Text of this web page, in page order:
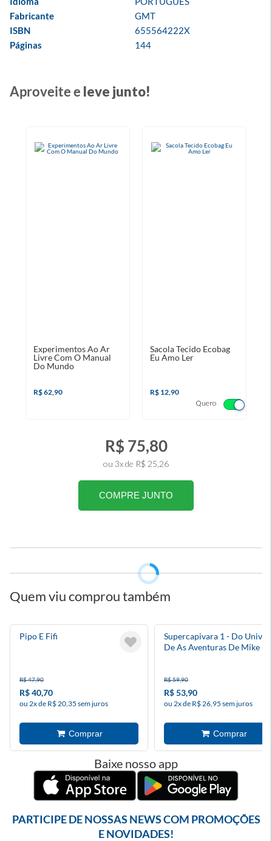
Fabricante
GMT
ISBN
655564222X
Páginas
144
Aproveite e leve junto!
Experimentos Ao Ar
Livre Com O Manual
Do Mundo
R$ 62,90
Quero
Sacola Tecido Ecobag
Eu Amo Ler
R$ 12,90
R$ 75,80
ou 3x de R$ 25,26
COMPRE JUNTO
Quem viu comprou também
Pipo E Fifi
R$ 47,90
R$ 40,70
ou 2x de R$ 20,35 sem juros
Supercapivara 1 - Do
De As Aventuras De Mike
R$ 59,90
R$ 53,90
ou 2x de R$ 26,95 sem juros
Baixe nosso app
PARTICIPE DE NOSSAS NEWS COM PROMOÇÕES
E NOVIDADES!